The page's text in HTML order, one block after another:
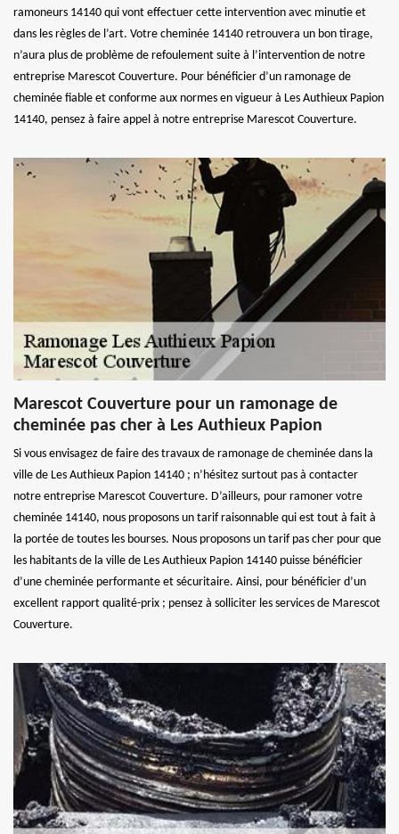
ramoneurs 14140 qui vont effectuer cette intervention avec minutie et
dans les règles de l’art. Votre cheminée 14140 retrouvera un bon tirage,
n’aura plus de problème de refoulement suite à l’intervention de notre
entreprise Marescot Couverture. Pour bénéficier d’un ramonage de
cheminée fiable et conforme aux normes en vigueur à Les Authieux Papion
14140, pensez à faire appel à notre entreprise Marescot Couverture.
Marescot Couverture pour un ramonage de
cheminée pas cher à Les Authieux Papion
Si vous envisagez de faire des travaux de ramonage de cheminée dans la
ville de Les Authieux Papion 14140 ; n’hésitez surtout pas à contacter
notre entreprise Marescot Couverture. D’ailleurs, pour ramoner votre
cheminée 14140, nous proposons un tarif raisonnable qui est tout à fait à
la portée de toutes les bourses. Nous proposons un tarif pas cher pour que
les habitants de la ville de Les Authieux Papion 14140 puisse bénéficier
d’une cheminée performante et sécuritaire. Ainsi, pour bénéficier d’un
excellent rapport qualité-prix ; pensez à solliciter les services de Marescot
Couverture.